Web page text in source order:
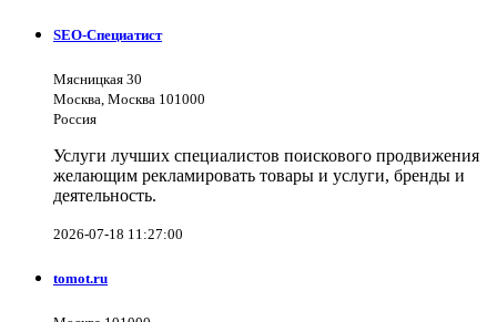
SEO-Специатист
Мясницкая 30
Москва, Москва 101000
Россия
Услуги лучших специалистов поискового продвижения
желающим рекламировать товары и услуги, бренды и
деятельность.
2026-07-18 11:27:00
tomot.ru